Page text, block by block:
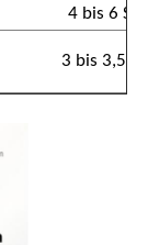
4 bis 6
3 bis 3,5